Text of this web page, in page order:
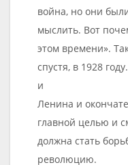
война, но они
мыслить. Вот
этом времени».
спустя, в 1928
и
Ленина и
главной целью и
должна стать
революцию.